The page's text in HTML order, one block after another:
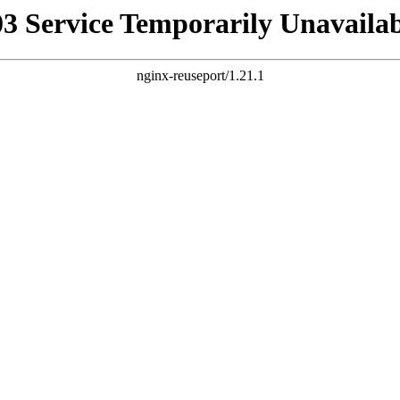
Service Temporarily
nginx-reuseport/1.21.1